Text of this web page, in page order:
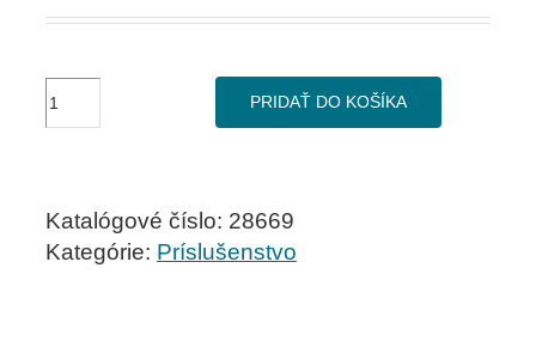
množstvo
Stojan
umiestnenie
na
PRIDAŤ DO KOŠÍKA
Katalógové číslo: 28669
Kategórie: Príslušenstvo